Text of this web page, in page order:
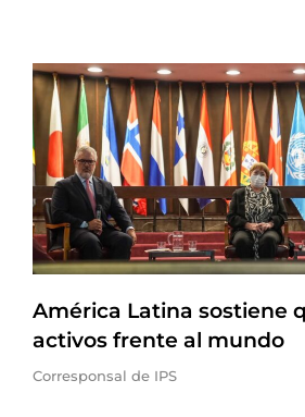
América Latina sostiene
activos frente al mundo
Corresponsal de IPS